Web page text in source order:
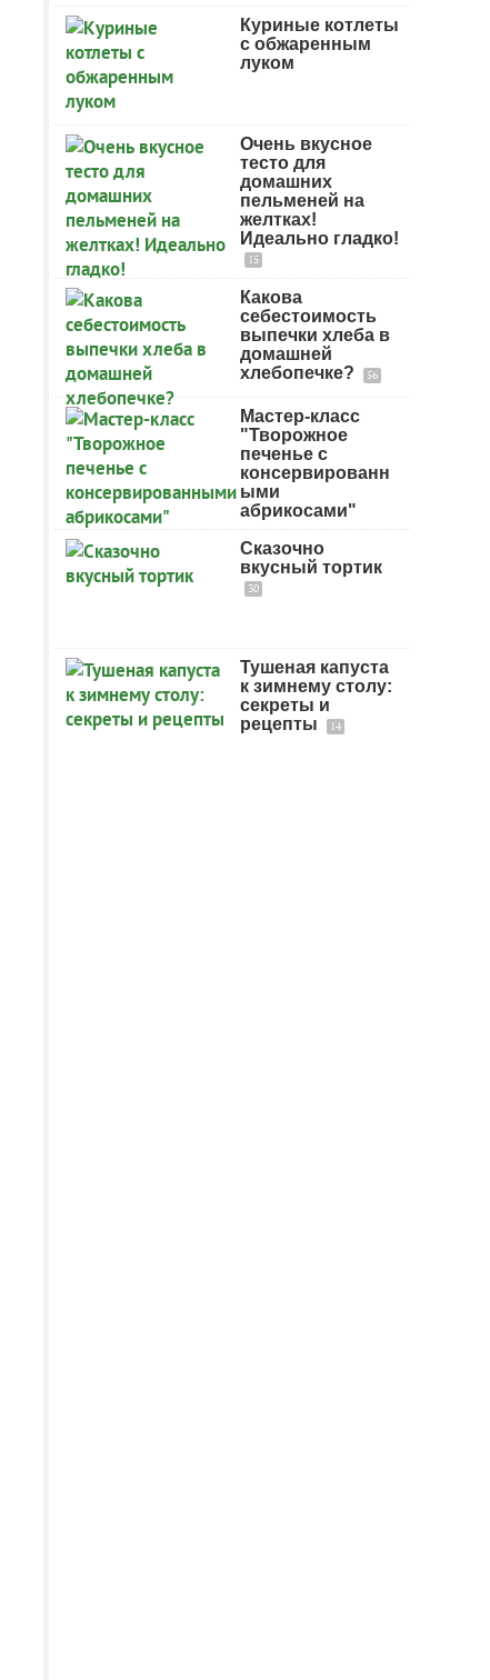
Куриные котлеты
с обжаренным
луком
Очень вкусное
тесто для
домашних
пельменей на
желтках!
Идеально гладко!
15
Какова
себестоимость
выпечки хлеба в
домашней
хлебопечке?
56
Мастер-класс
"Творожное
печенье с
консервированн
ыми
абрикосами"
Сказочно
вкусный тортик
30
Тушеная капуста
к зимнему столу:
секреты и
рецепты
14